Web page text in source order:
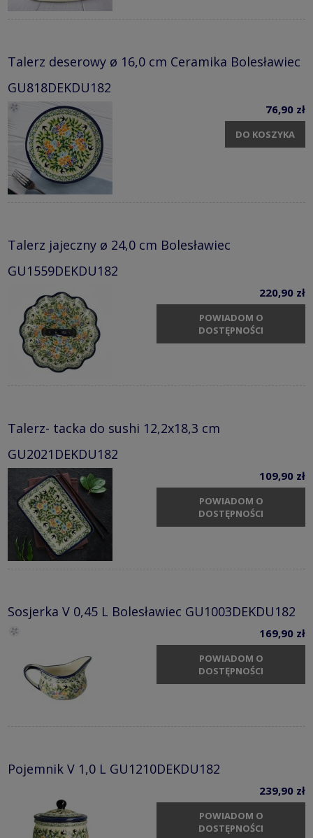
Talerz deserowy ø 16,0 cm Ceramika Bolesławiec
GU818DEKDU182
76,90 zł
DO KOSZYKA
Talerz jajeczny ø 24,0 cm Bolesławiec
GU1559DEKDU182
220,90 zł
POWIADOM O
DOSTĘPNOŚCI
Talerz- tacka do sushi 12,2x18,3 cm
GU2021DEKDU182
109,90 zł
POWIADOM O
DOSTĘPNOŚCI
Sosjerka V 0,45 L Bolesławiec GU1003DEKDU182
169,90 zł
POWIADOM O
DOSTĘPNOŚCI
Pojemnik V 1,0 L GU1210DEKDU182
239,90 zł
POWIADOM O
DOSTĘPNOŚCI